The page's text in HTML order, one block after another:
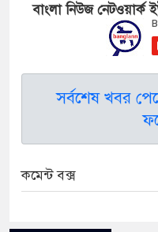
বাংলা নিউজ নেটওয়ার্ক
সর্বশেষ খবর
কমেন্ট বক্স